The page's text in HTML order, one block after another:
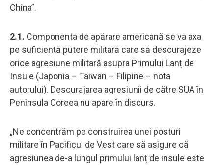
China”.
2.1. Componenta de apărare americană se va axa
pe suficientă putere militară care să descurajeze
orice agresiune militară asupra Primului Lanț de
Insule (Japonia – Taiwan – Filipine – nota
autorului). Descurajarea agresiunii de către SUA în
Peninsula Coreea nu apare în discurs.
„Ne concentrăm pe construirea unei posturi
militare în Pacificul de Vest care să asigure că
agresiunea de-a lungul primului lanț de insule este